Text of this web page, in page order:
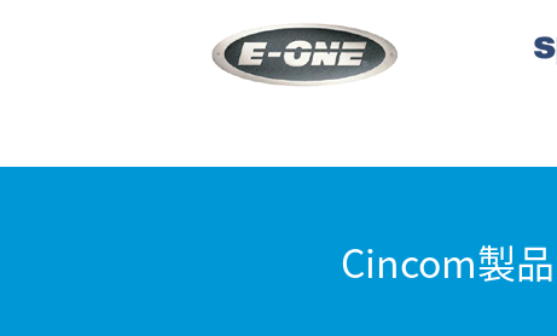
Cincom製